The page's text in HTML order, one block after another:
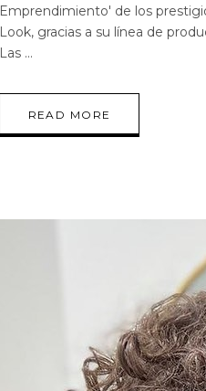
Emprendimiento' de los
Look, gracias a su línea de
Las
READ MORE